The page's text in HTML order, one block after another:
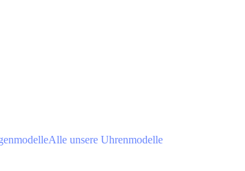
Alle unsere Uhrenmodelle